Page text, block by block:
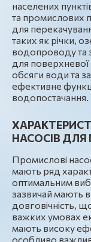
населених
та промислових
для
таких як річки,
водопроводу та
для поверхневої
обсяги води та
ефективне
водопостачання.
НАСОСІВ ДЛЯ
Промислові
мають ряд
оптимальним
зазвичай мають
довговічність,
важких умовах
мають високу
особливо